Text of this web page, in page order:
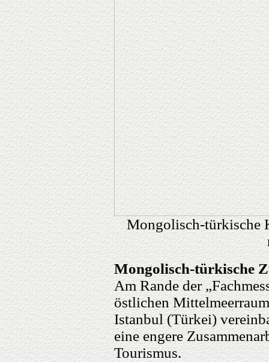
Mongolisch-türkische
Mongolisch-türkische
Am Rande der
östlichen
Istanbul (Türkei)
eine engere
Tourismus.